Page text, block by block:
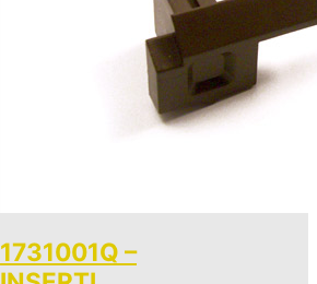
1731001Q –